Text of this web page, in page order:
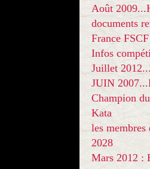
Août
documents
France
Infos
Juillet
JUIN
Champion
Kata
les
2028
Mars 2012 :